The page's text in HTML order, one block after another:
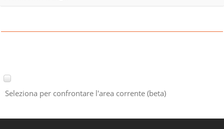
Seleziona per confrontare l'area corrente (beta)